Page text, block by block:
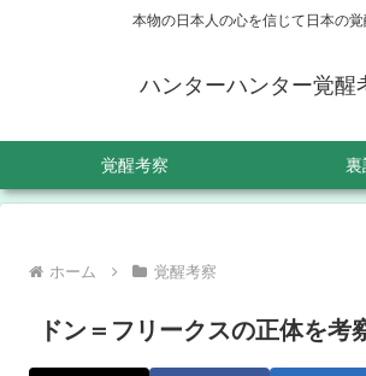
本物の日本人の心を信じて日本の覚
ハンターハンター覚醒
覚醒考察 裏
ホーム 覚醒考察
ドン＝フリークスの正体を考